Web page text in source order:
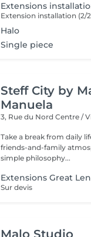
Extensions
Extension installation (2/
Halo
Single piece
Steff City by
Manuela
3, Rue du NordCentre /
Take a break from daily
friends-and-family
simple philosophy...
Extensions Great
Sur devis
Malo Studio